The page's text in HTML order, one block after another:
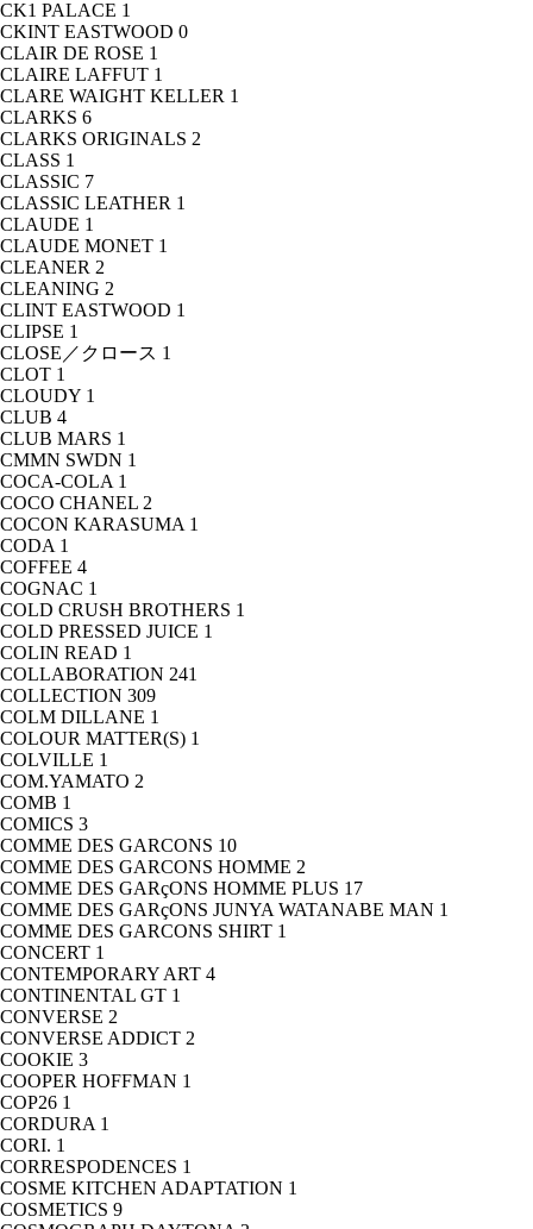
CK1 PALACE 1
CKINT EASTWOOD 0
CLAIR DE ROSE 1
CLAIRE LAFFUT 1
CLARE WAIGHT KELLER 1
CLARKS 6
CLARKS ORIGINALS 2
CLASS 1
CLASSIC 7
CLASSIC LEATHER 1
CLAUDE 1
CLAUDE MONET 1
CLEANER 2
CLEANING 2
CLINT EASTWOOD 1
CLIPSE 1
CLOSE／クロース 1
CLOT 1
CLOUDY 1
CLUB 4
CLUB MARS 1
CMMN SWDN 1
COCA-COLA 1
COCO CHANEL 2
COCON KARASUMA 1
CODA 1
COFFEE 4
COGNAC 1
COLD CRUSH BROTHERS 1
COLD PRESSED JUICE 1
COLIN READ 1
COLLABORATION 241
COLLECTION 309
COLM DILLANE 1
COLOUR MATTER(S) 1
COLVILLE 1
COM.YAMATO 2
COMB 1
COMICS 3
COMME DES GARCONS 10
COMME DES GARCONS HOMME 2
COMME DES GARçONS HOMME PLUS 17
COMME DES GARçONS JUNYA WATANABE MAN 1
COMME DES GARCONS SHIRT 1
CONCERT 1
CONTEMPORARY ART 4
CONTINENTAL GT 1
CONVERSE 2
CONVERSE ADDICT 2
COOKIE 3
COOPER HOFFMAN 1
COP26 1
CORDURA 1
CORI. 1
CORRESPODENCES 1
COSME KITCHEN ADAPTATION 1
COSMETICS 9